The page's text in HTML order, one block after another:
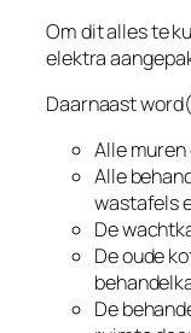
Om dit alles te
elektra
Daarnaast
Alle
Alle
wastafels
De
De oude
De